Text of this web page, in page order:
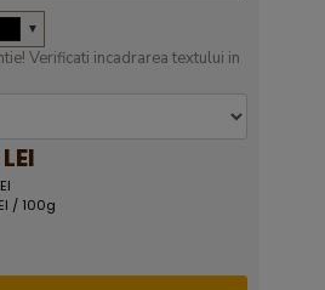
▼
Verificati incadrarea textului in
/ 100g